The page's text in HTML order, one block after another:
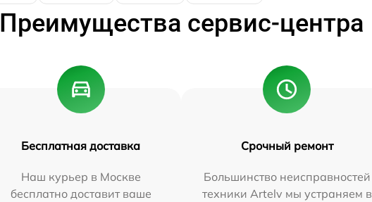
Преимущества сервис-центра
Бесплатная доставка
Наш курьер в Москве
бесплатно доставит ваше
Срочный ремонт
Большинство неисправностей
техники Artelv мы устраняем в